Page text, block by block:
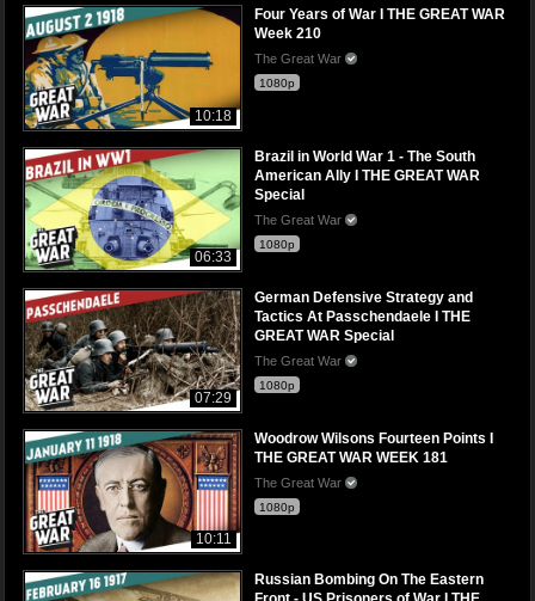
10:18
Four Years of War I THE GREAT WAR
Week 210
The Great War
1080p
06:33
Brazil in World War 1 - The South
American Ally I THE GREAT WAR
Special
The Great War
1080p
07:29
German Defensive Strategy and
Tactics At Passchendaele I THE
GREAT WAR Special
The Great War
1080p
10:11
Woodrow Wilsons Fourteen Points I
THE GREAT WAR WEEK 181
The Great War
1080p
Russian Bombing On The Eastern